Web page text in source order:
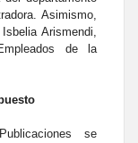
Asimismo,
Arismendi,
de la
se